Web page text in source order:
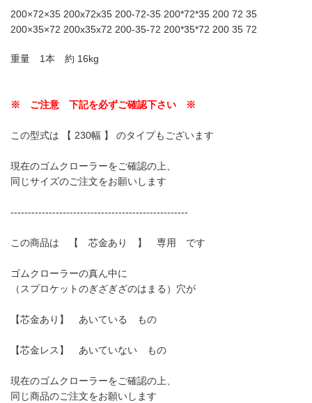
200×72×35 200x72x35 200-72-35 200*72*35 200 72 35
200×35×72 200x35x72 200-35-72 200*35*72 200 35 72
重量 1本 約 16kg
※ ご注意 下記を必ずご確認下さい ※
この型式は 【 230幅 】 のタイプもございます
現在のゴムクローラーをご確認の上、
同じサイズのご注文をお願いします
---------------------------------------------------
この商品は 【 芯金あり 】 専用 です
ゴムクローラーの真ん中に
（スプロケットのぎざぎざのはまる）穴が
【芯金あり】 あいている もの
【芯金レス】 あいていない もの
現在のゴムクローラーをご確認の上、
同じ商品のご注文をお願いします